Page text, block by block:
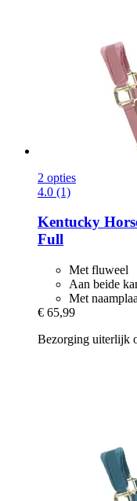
2 opties
4.0 (1)
Kentucky
Full
Met fluweel
Aan beide
Met
€ 65,99
Bezorging uiterlijk